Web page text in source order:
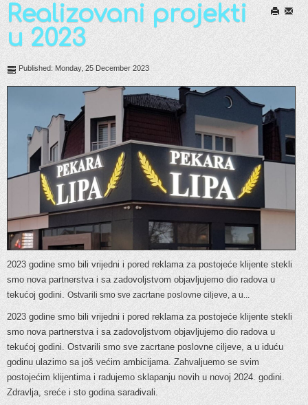
Realizovani projekti
u 2023
Published: Monday, 25 December 2023
2023 godine smo bili vrijedni i pored reklama za postojeće klijente stekli
smo nova partnerstva i sa zadovoljstvom objavljujemo dio radova u
tekućoj godini. Ostvarili smo sve zacrtane poslovne ciljeve, a u...
2023 godine smo bili vrijedni i pored reklama za postojeće klijente stekli
smo nova partnerstva i sa zadovoljstvom objavljujemo dio radova u
tekućoj godini. Ostvarili smo sve zacrtane poslovne ciljeve, a u iduću
godinu ulazimo sa još većim ambicijama. Zahvaljuemo se svim
postojećim klijentima i radujemo sklapanju novih u novoj 2024. godini.
Zdravlja, sreće i sto godina sarađivali.